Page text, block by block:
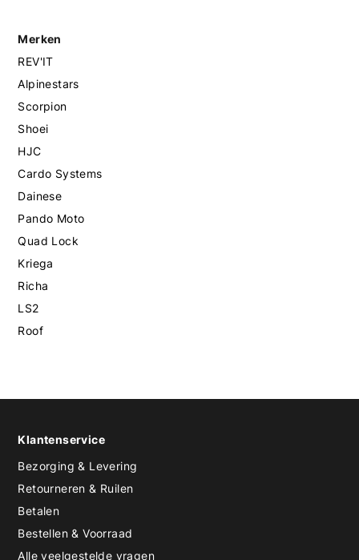
Merken
REV'IT
Alpinestars
Scorpion
Shoei
HJC
Cardo Systems
Dainese
Pando Moto
Quad Lock
Kriega
Richa
LS2
Roof
Klantenservice
Bezorging & Levering
Retourneren & Ruilen
Betalen
Bestellen & Voorraad
Alle veelgestelde vragen